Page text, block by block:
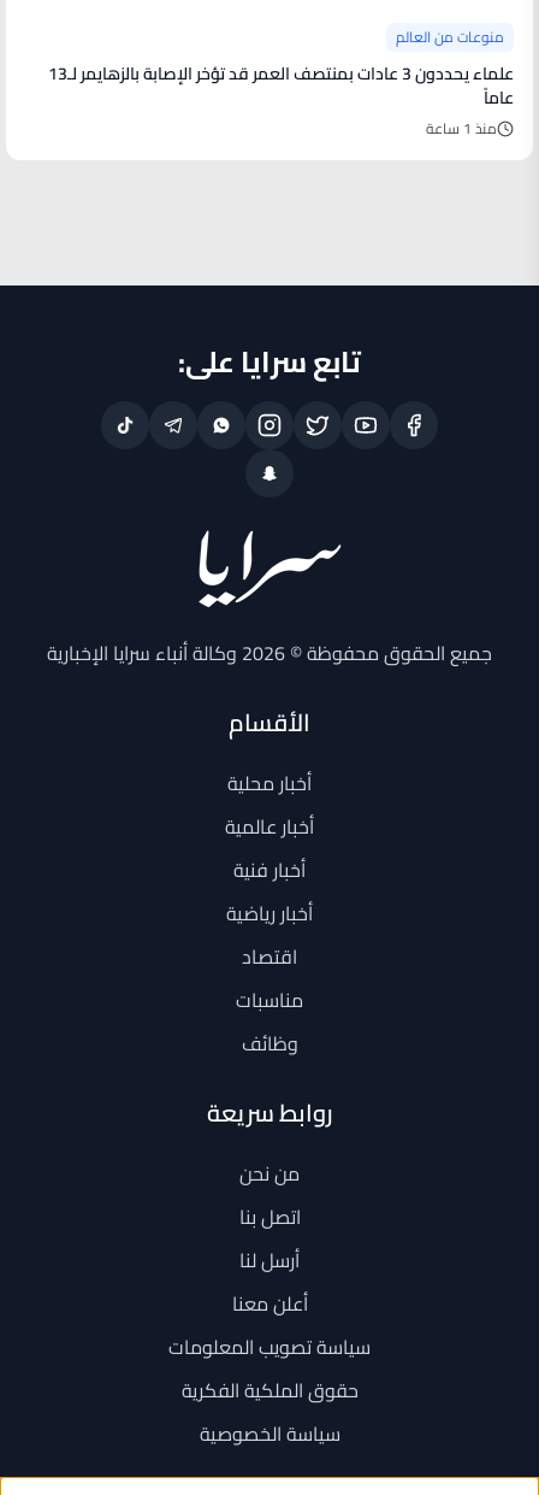
منوعات من العالم
علماء يحددون 3 عادات بمنتصف العمر قد تؤخر الإصابة بالزهايمر لـ13
عاماً
منذ 1 ساعة
تابع سرايا على:
جميع الحقوق محفوظة © 2026 وكالة أنباء سرايا الإخبارية
الأقسام
أخبار محلية
أخبار عالمية
أخبار فنية
أخبار رياضية
اقتصاد
مناسبات
وظائف
روابط سريعة
من نحن
اتصل بنا
أرسل لنا
أعلن معنا
سياسة تصويب المعلومات
حقوق الملكية الفكرية
سياسة الخصوصية